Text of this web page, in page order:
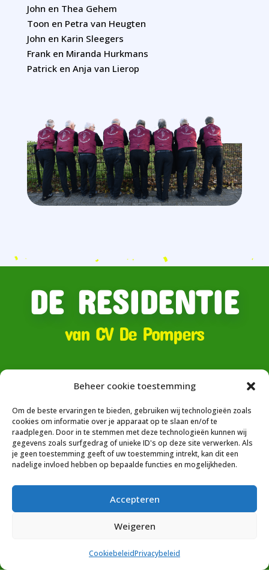
Beheer cookie toestemming
Om de beste ervaringen te bieden, gebruiken wij technologieën zoals
cookies om informatie over je apparaat op te slaan en/of te
raadplegen. Door in te stemmen met deze technologieën kunnen wij
gegevens zoals surfgedrag of unieke ID's op deze site verwerken. Als
je geen toestemming geeft of uw toestemming intrekt, kan dit een
nadelige invloed hebben op bepaalde functies en mogelijkheden.
Accepteren
Weigeren
CookiebeleidPrivacybeleid
John en Thea Gehem
Toon en Petra van Heugten
John en Karin Sleegers
Frank en Miranda Hurkmans
Patrick en Anja van Lierop
DE RESIDENTIE
van CV De Pompers
Postel 19
5711 ET Someren
info@depostel.nl
Het postadres is:
CV De Pompers
Kerkstraat 21